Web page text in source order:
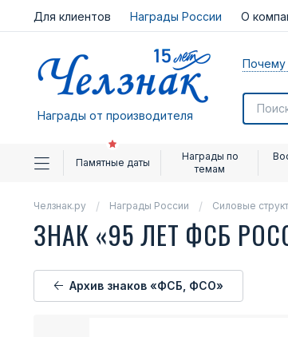
Для клиентов Награды России О
Награды от производителя
Почему
Памятные даты
Награды по
темам
Челзнак.ру Награды России Силовые
ЗНАК «95 ЛЕТ ФСБ
Архив знаков «ФСБ, ФСО»